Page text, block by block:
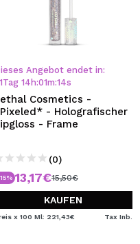
Angebot endet in:
Tag 14 h:01m:13s
Cosmetics -
- Holografischer
- Frame
(0)
13,17€15,50€
KAUFEN
x 100 Ml: 221,43€ Tax Inb.